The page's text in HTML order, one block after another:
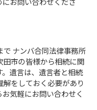
ナンバ合同法律事務所
田市の皆様から相続に関
遺言は、遺言者と相続
をしておく必要があり
気軽にお問い合わせく